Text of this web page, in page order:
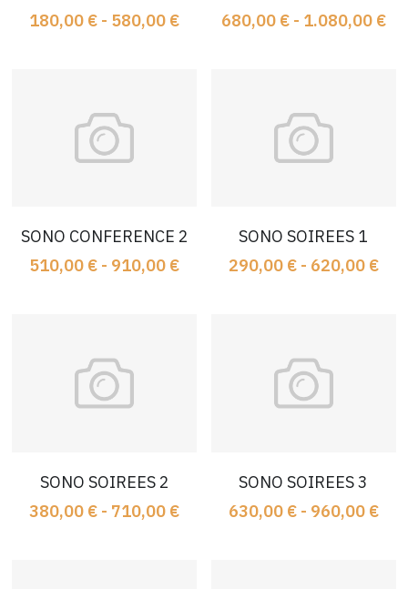
180,00 € - 580,00 €
680,00 € - 1.080,00 €
SONO CONFERENCE 2
510,00 € - 910,00 €
SONO SOIREES 1
290,00 € - 620,00 €
SONO SOIREES 2
380,00 € - 710,00 €
SONO SOIREES 3
630,00 € - 960,00 €
Sono Conférence
Captation Conférence